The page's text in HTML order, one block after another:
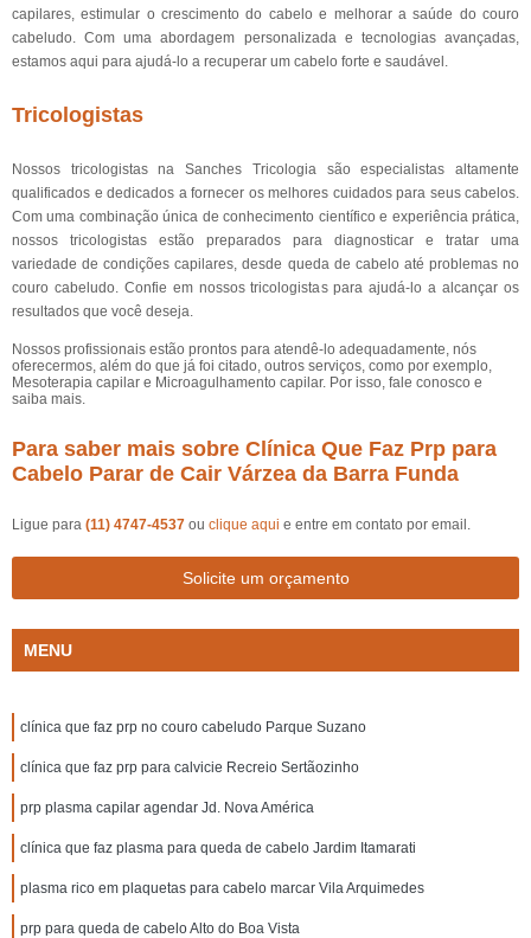
capilares, estimular o crescimento do cabelo e melhorar a saúde do couro
cabeludo. Com uma abordagem personalizada e tecnologias avançadas,
estamos aqui para ajudá-lo a recuperar um cabelo forte e saudável.
Tricologistas
Nossos tricologistas na Sanches Tricologia são especialistas altamente
qualificados e dedicados a fornecer os melhores cuidados para seus cabelos.
Com uma combinação única de conhecimento científico e experiência prática,
nossos tricologistas estão preparados para diagnosticar e tratar uma
variedade de condições capilares, desde queda de cabelo até problemas no
couro cabeludo. Confie em nossos tricologistas para ajudá-lo a alcançar os
resultados que você deseja.
Nossos profissionais estão prontos para atendê-lo adequadamente, nós
oferecermos, além do que já foi citado, outros serviços, como por exemplo,
Mesoterapia capilar e Microagulhamento capilar. Por isso, fale conosco e
saiba mais.
Para saber mais sobre Clínica Que Faz Prp para
Cabelo Parar de Cair Várzea da Barra Funda
Ligue para (11) 4747-4537 ou clique aqui e entre em contato por email.
Solicite um orçamento
MENU
clínica que faz prp no couro cabeludo Parque Suzano
clínica que faz prp para calvicie Recreio Sertãozinho
prp plasma capilar agendar Jd. Nova América
clínica que faz plasma para queda de cabelo Jardim Itamarati
plasma rico em plaquetas para cabelo marcar Vila Arquimedes
prp para queda de cabelo Alto do Boa Vista